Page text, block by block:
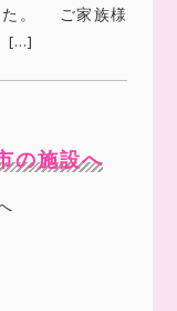
た。 ご家族様
[…]
の施設へ